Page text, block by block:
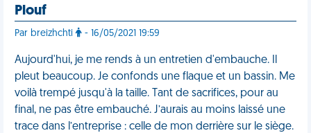
Plouf
Par breizhchti - 16/05/2021 19:59
Aujourd'hui, je me rends à un entretien d'embauche. Il
pleut beaucoup. Je confonds une flaque et un bassin. Me
voilà trempé jusqu'à la taille. Tant de sacrifices, pour au
final, ne pas être embauché. J’aurais au moins laissé une
trace dans l’entreprise : celle de mon derrière sur le siège.